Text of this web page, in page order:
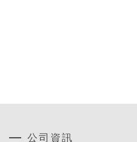
公司資訊